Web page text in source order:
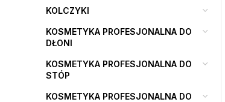
KOLCZYKI
KOSMETYKA PROFESJONALNA DO
DŁONI
KOSMETYKA PROFESJONALNA DO
STÓP
KOSMETYKA PROFESJONALNA DO